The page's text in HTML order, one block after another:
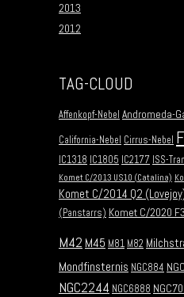
2013
2012
TAG-CLOUD
Affenkopf-Nebel Andromeda-
California-Nebel Cirrus-Nebel
IC1318 IC1805 IC2177 ISS-
Komet C/2013 US10 (Catalina)
Komet C/2014 Q2
(Panstarrs) Komet C/2020
M42 M45 M81 M82
Mondfinsternis NGC884
NGC2244 NGC6888